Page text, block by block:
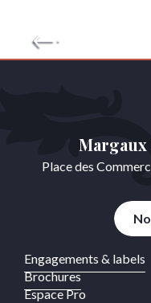
L’estuaire
Engagements & labels
Brochures
Espace Pro
Place des